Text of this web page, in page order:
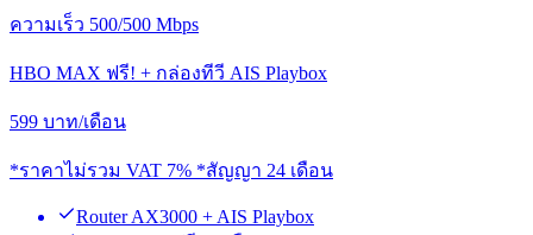
ความเร็ว 500/500 Mbps
HBO MAX ฟรี! + กล่องทีวี AIS Playbox
599 บาท/เดือน
*ราคาไม่รวม VAT 7% *สัญญา 24 เดือน
Router AX3000 + AIS Playbox